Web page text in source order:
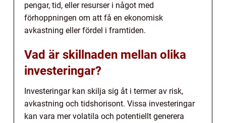
pengar, tid, eller resurser i något med
förhoppningen om att få en ekonomisk
avkastning eller fördel i framtiden.
Vad är skillnaden mellan olika
investeringar?
Investeringar kan skilja sig åt i termer av risk,
avkastning och tidshorisont. Vissa investeringar
kan vara mer volatila och potentiellt generera